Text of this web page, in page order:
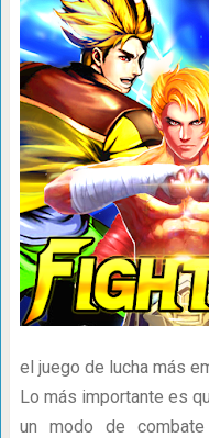
el juego de lucha más
Lo más importante es
un modo de